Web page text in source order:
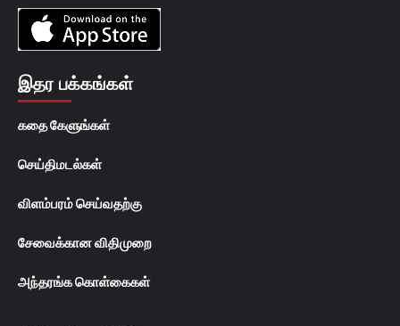
இதர பக்கங்கள்
கதை கேளுங்கள்
செய்திமடல்கள்
விளம்பரம் செய்வதற்கு
சேவைக்கான விதிமுறை
அந்தரங்க கொள்கைகள்